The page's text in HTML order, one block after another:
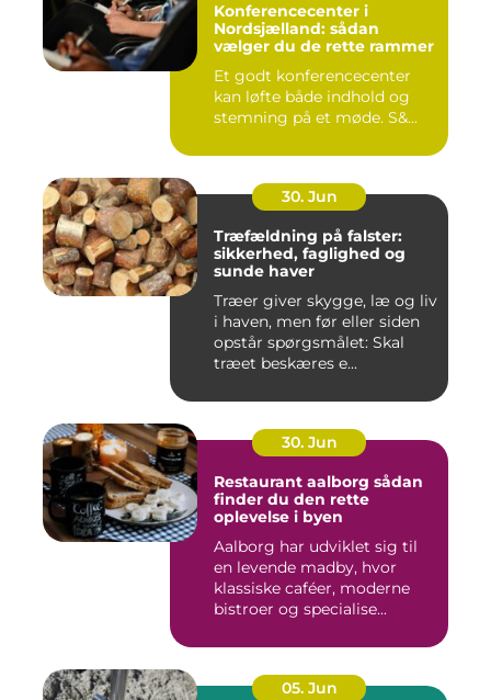
Konferencecenter i
Nordsjælland: sådan
vælger du de rette rammer
Et godt konferencecenter
kan løfte både indhold og
stemning på et møde. S&...
30. Jun
Træfældning på falster:
sikkerhed, faglighed og
sunde haver
Træer giver skygge, læ og liv
i haven, men før eller siden
opstår spørgsmålet: Skal
træet beskæres e...
30. Jun
Restaurant aalborg sådan
finder du den rette
oplevelse i byen
Aalborg har udviklet sig til
en levende madby, hvor
klassiske caféer, moderne
bistroer og specialise...
05. Jun